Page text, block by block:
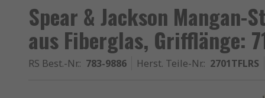
Spear & Jackson
aus Fiberglas, Grifflänge:
RS Best.-Nr.: 783-9886 Herst. Teile-Nr.: 2701TFLRS